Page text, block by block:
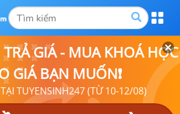
GIÁ - MUA KHOÁ HỌC
GIÁ BẠN MUỐN❗
TUYENSINH247 (TỪ 10-12/08)